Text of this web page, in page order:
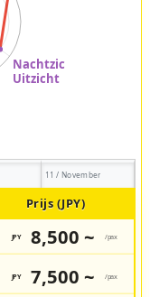
11 / November
Prijs (JPY)
JPY 8,500 ~ /pax
JPY 7,500 ~ /pax